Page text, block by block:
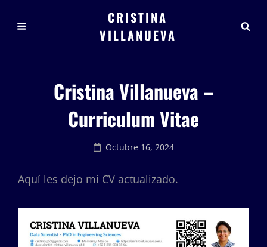
CRISTINA
VILLANUEVA
Cristina Villanueva –
Curriculum Vitae
Posted
Octubre 16, 2024
Aquí les dejo mi CV actualizado.